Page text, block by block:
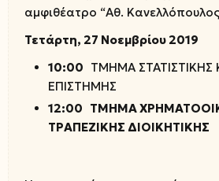
αμφιθέατρο “Αθ.
Τετάρτη, 27 Νοεμβρίου 2019
10:00 ΤΜΗΜΑ ΣΤΑΤΙΣΤΙΚΗΣ
ΕΠΙΣΤΗΜΗΣ
12:00 ΤΜΗΜΑ
ΤΡΑΠΕΖΙΚΗΣ ΔΙΟΙΚΗΤΙΚΗΣ